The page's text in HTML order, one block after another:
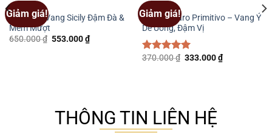
Giảm giá!
SẢN PHẨM
Tinh Hoa Vang Sicily Đậm Đà &
Mềm Mượt
650.000₫ Giá
553.000₫Giá
hiện
Giảm giá!
SẢN PHẨM
Negroamaro Primitivo – Vang Ý
Dễ Uống, Đậm Vị
Được xếp
370.000₫ Giá
333.000₫Giá
hiện
THÔNG TIN LIÊN HỆ